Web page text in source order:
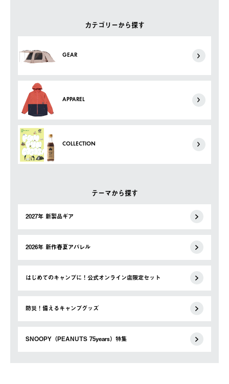
カテゴリーから探す
GEAR
APPAREL
COLLECTION
テーマから探す
2027年 新製品ギア
2026年 新作春夏アパレル
はじめてのキャンプに！公式オンライン店限定セット
防災！備えるキャンプグッズ
SNOOPY（PEANUTS 75years）特集